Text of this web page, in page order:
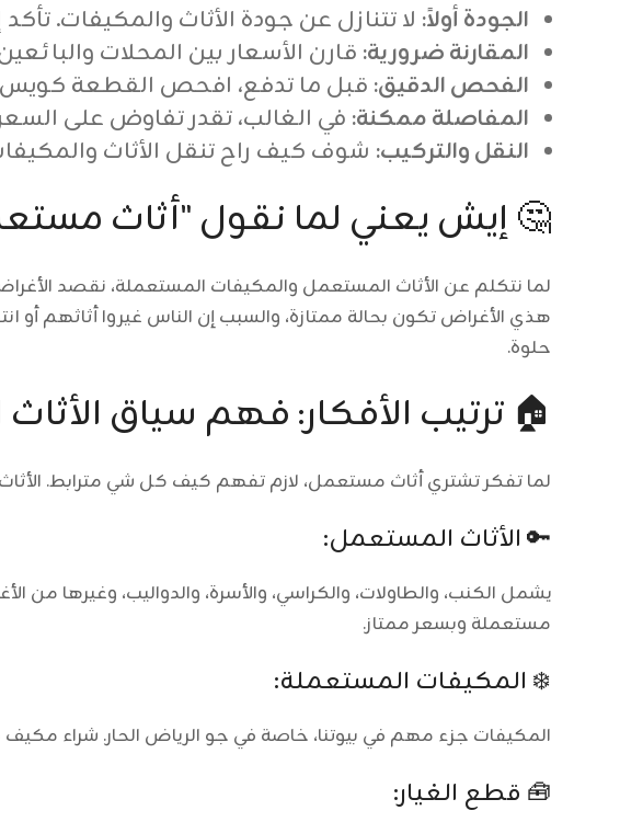
الجودة أولاً: لا تتنازل عن جودة الأثاث والمكيفات.
المقارنة ضرورية: قارن الأسعار بين المحلات
الفحص الدقيق: قبل ما تدفع، افحص القطعة كويس.
المفاصلة ممكنة: في الغالب، تقدر تفاوض على
النقل والتركيب: شوف كيف راح تنقل الأثاث
🤔 إيش يعني لما نقول "أثاث
لما نتكلم عن الأثاث المستعمل والمكيفات المستعملة، نقصد
هذي الأغراض تكون بحالة ممتازة، والسبب إن الناس غيروا أثاثهم
حلوة.
🏠 ترتيب الأفكار: فهم سياق
لما تفكر تشتري أثاث مستعمل، لازم تفهم كيف كل شي مترابط.
🔑 الأثاث المستعمل:
يشمل الكنب، والطاولات، والكراسي، والأسرة، والدواليب، وغيرها
مستعملة وبسعر ممتاز.
❄️ المكيفات المستعملة:
المكيفات جزء مهم في بيوتنا، خاصة في جو الرياض الحار. شراء
🧰 قطع الغيار: